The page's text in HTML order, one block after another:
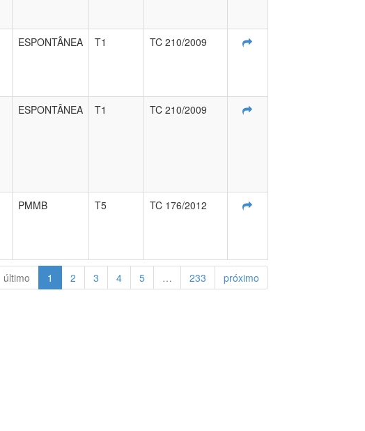
ESPONTÂNEA T1 TC 210/2009
ESPONTÂNEA T1 TC 210/2009
PMMB T5 TC 176/2012
último 1 2 3 4 5 … 233 próximo